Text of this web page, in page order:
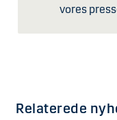
vores
Relaterede